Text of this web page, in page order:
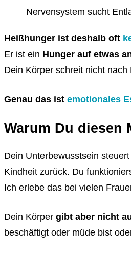
Nervensystem sucht
Heißhunger ist deshalb oft
Er ist ein Hunger auf etwas
Dein Körper schreit nicht
Genau das ist emotionales
Warum Du diesen
Dein Unterbewusstsein
Kindheit zurück. Du
Ich erlebe das bei vielen
Dein Körper gibt aber nicht
beschäftigt oder müde bist